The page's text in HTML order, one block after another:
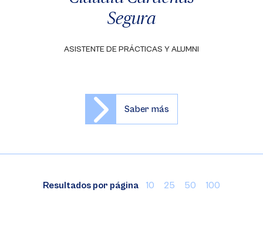
Segura
ASISTENTE DE PRÁCTICAS Y ALUMNI
Saber más
Resultados por página 10 25 50 100